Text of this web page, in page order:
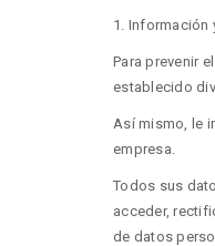
1. Información
Para prevenir
establecido
Así mismo, le
empresa.
Todos sus
acceder,
de datos